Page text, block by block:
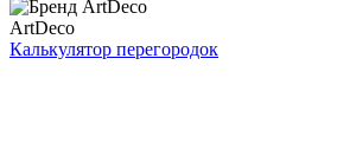
ArtDeco
Калькулятор перегородок